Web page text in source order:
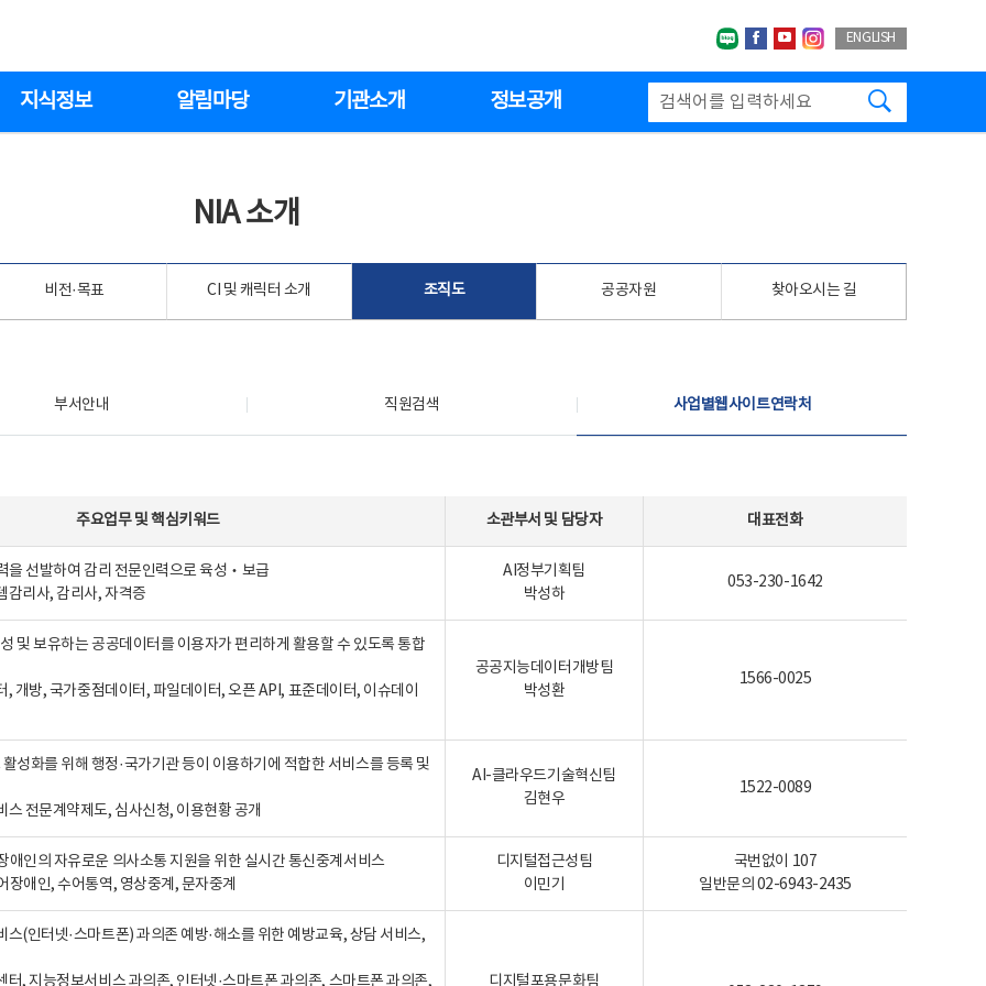
네이버블로그
페이스북
유투브인스타그랩
ENGLISH
지식정보 알림마당 기관소개 정보공개
NIA 소개
비전·목표 CI 및 캐릭터 소개 조직도 공공자원 찾아오시는 길
부서안내 직원검색 사업별웹사이트연락처
주요업무및핵심키워드 소관부서 및 담당자 대표전화
을 선발하여 감리 전문인력으로 육성‧보급
감리사, 감리사, 자격증
AI정부기획팀
박성하
053-230-1642
및 보유하는 공공데이터를 이용자가 편리하게 활용할 수 있도록 통합
, 개방, 국가중점데이터, 파일데이터, 오픈 API, 표준데이터, 이슈데이
공공지능데이터개방팀
박성환
1566-0025
성화를 위해 행정·국가기관 등이 이용하기에 적합한 서비스를 등록 및
스 전문계약제도, 심사신청, 이용현황 공개
AI-클라우드기술혁신팀
김현우
1522-0089
인의 자유로운 의사소통 지원을 위한 실시간 통신중계서비스
애인, 수어통역, 영상중계, 문자중계
디지털접근성팀
이민기
국번없이 107
일반문의 02-6943-2435
스(인터넷·스마트폰) 과의존 예방·해소를 위한 예방교육, 상담 서비스,
터, 지능정보서비스 과의존, 인터넷·스마트폰 과의존, 스마트폰 과의존, 디지털포용문화팀